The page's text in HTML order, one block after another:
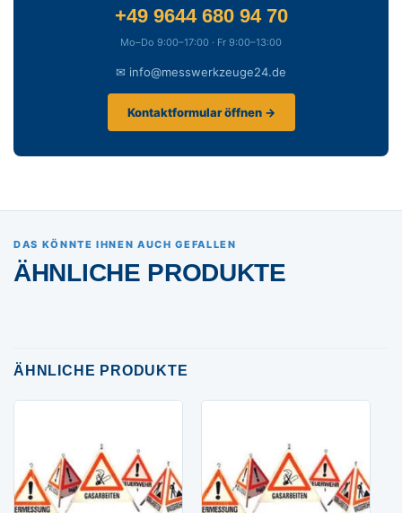
+49 9644 680 94 70
Mo–Do 9:00–17:00 · Fr 9:00–13:00
✉ info@messwerkzeuge24.de
Kontaktformular öffnen →
DAS KÖNNTE IHNEN AUCH GEFALLEN
ÄHNLICHE PRODUKTE
ÄHNLICHE PRODUKTE